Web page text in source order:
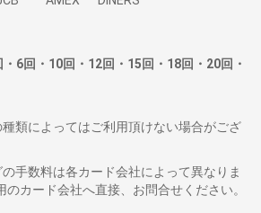
6回・10回・12回・15回・18回・20回・
類によってはご利用頂けない場合がござ
手数料は各カード会社によって異なりま
カード会社へ直接、お問合せください。